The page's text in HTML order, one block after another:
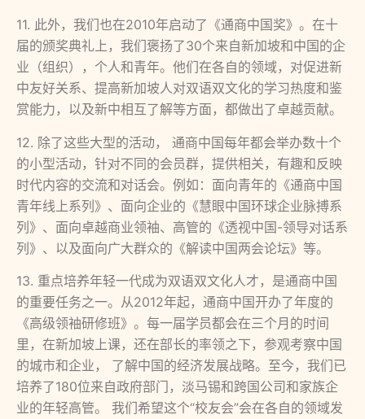
11. 此外，我们也在2010年启动了《通商中国奖》。在十
届的颁奖典礼上，我们褒扬了30个来自新加坡和中国的企
业（组织），个人和青年。他们在各自的领域，对促进新
中友好关系、提高新加坡人对双语双文化的学习热度和鉴
赏能力，以及新中相互了解等方面，都做出了卓越贡献。
12. 除了这些大型的活动， 通商中国每年都会举办数十个
的小型活动，针对不同的会员群，提供相关，有趣和反映
时代内容的交流和对话会。例如：面向青年的《通商中国
青年线上系列》、面向企业的《慧眼中国环球企业脉搏系
列》、面向卓越商业领袖、高管的《透视中国-领导对话系
列》、以及面向广大群众的《解读中国两会论坛》等。
13. 重点培养年轻一代成为双语双文化人才，是通商中国
的重要任务之一。从2012年起，通商中国开办了年度的
《高级领袖研修班》。每一届学员都会在三个月的时间
里，在新加坡上课，还在部长的率领之下，参观考察中国
的城市和企业， 了解中国的经济发展战略。至今，我们已
培养了180位来自政府部门，淡马锡和跨国公司和家族企
业的年轻高管。 我们希望这个“校友会”会在各自的领域发